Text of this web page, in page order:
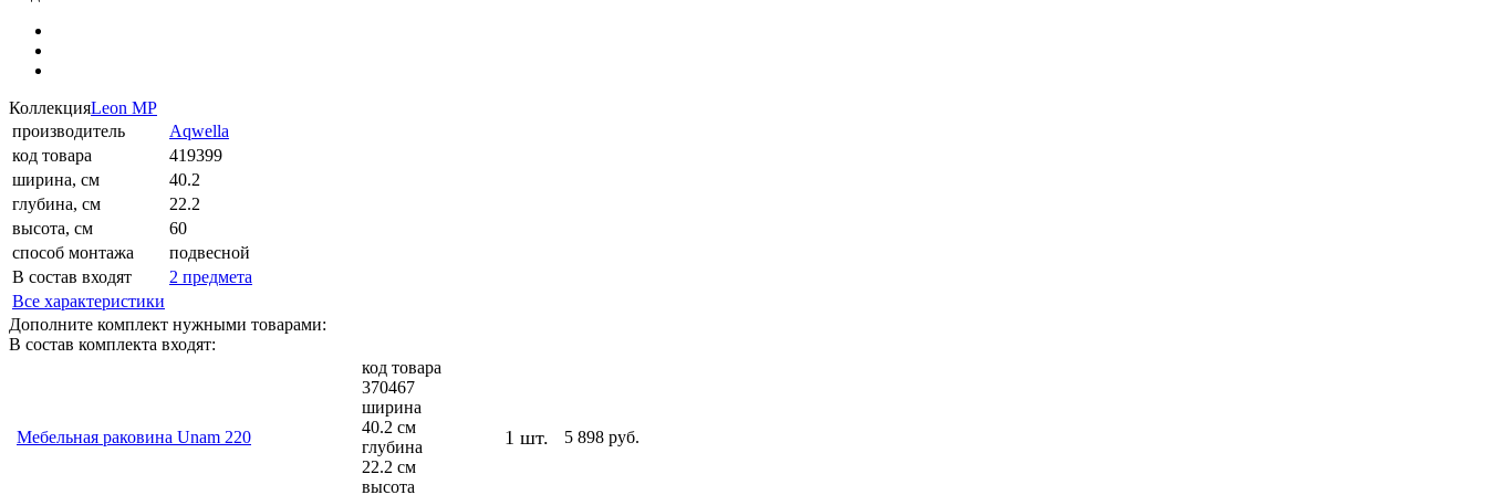
КоллекцияLeon MP
производитель
Aqwella
код товара
419399
ширина, см
40.2
глубина, см
22.2
высота, см
60
способ монтажа
подвесной
В состав входят
2 предмета
Все характеристики
Дополните комплект нужными товарами:
В состав комплекта входят:
Мебельная раковина Unam 220
код товара
370467
ширина
40.2 см
глубина
22.2 см
высота
1 шт. 5 898 руб.